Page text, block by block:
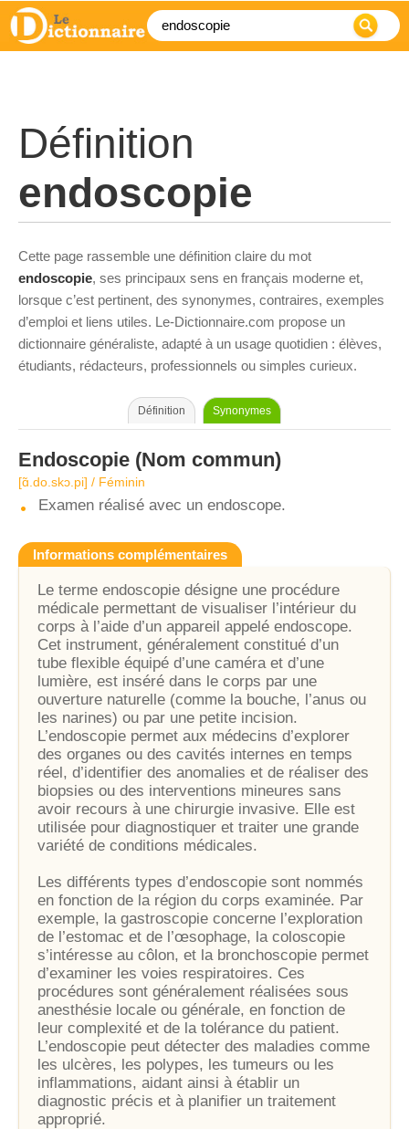
Définition
endoscopie
Cette page rassemble une définition claire du mot
endoscopie, ses principaux sens en français moderne et,
lorsque c’est pertinent, des synonymes, contraires, exemples
d’emploi et liens utiles. Le-Dictionnaire.com propose un
dictionnaire généraliste, adapté à un usage quotidien : élèves,
étudiants, rédacteurs, professionnels ou simples curieux.
Définition Synonymes
Endoscopie (Nom commun)
[ɑ̃.do.skɔ.pi] / Féminin
Examen réalisé avec un endoscope.
Informations complémentaires
Le terme endoscopie désigne une procédure
médicale permettant de visualiser l’intérieur du
corps à l’aide d’un appareil appelé endoscope.
Cet instrument, généralement constitué d’un
tube flexible équipé d’une caméra et d’une
lumière, est inséré dans le corps par une
ouverture naturelle (comme la bouche, l’anus ou
les narines) ou par une petite incision.
L’endoscopie permet aux médecins d’explorer
des organes ou des cavités internes en temps
réel, d’identifier des anomalies et de réaliser des
biopsies ou des interventions mineures sans
avoir recours à une chirurgie invasive. Elle est
utilisée pour diagnostiquer et traiter une grande
variété de conditions médicales.
Les différents types d’endoscopie sont nommés
en fonction de la région du corps examinée. Par
exemple, la gastroscopie concerne l’exploration
de l’estomac et de l’œsophage, la coloscopie
s’intéresse au côlon, et la bronchoscopie permet
d’examiner les voies respiratoires. Ces
procédures sont généralement réalisées sous
anesthésie locale ou générale, en fonction de
leur complexité et de la tolérance du patient.
L’endoscopie peut détecter des maladies comme
les ulcères, les polypes, les tumeurs ou les
inflammations, aidant ainsi à établir un
diagnostic précis et à planifier un traitement
approprié.